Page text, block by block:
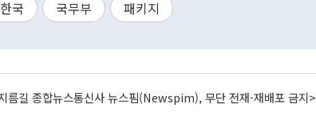
한국 국무부 패키지
름길 종합뉴스통신사 뉴스핌(Newspim), 무단 전재-재배포 금지>